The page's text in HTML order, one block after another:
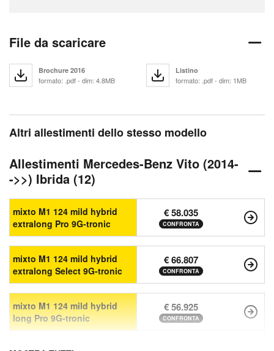
File da scaricare
Brochure 2016
formato: .pdf - dim: 4.8MB
Listino
formato: .pdf - dim: 1MB
Altri allestimenti dello stesso modello
Allestimenti Mercedes-Benz Vito (2014-
->>) Ibrida (12)
mixto M1 124 mild hybrid
extralong Pro 9G-tronic
€ 58.035
CONFRONTA
mixto M1 124 mild hybrid
extralong Select 9G-tronic
€ 66.807
CONFRONTA
mixto M1 124 mild hybrid
long Pro 9G-tronic
€ 56.925
CONFRONTA